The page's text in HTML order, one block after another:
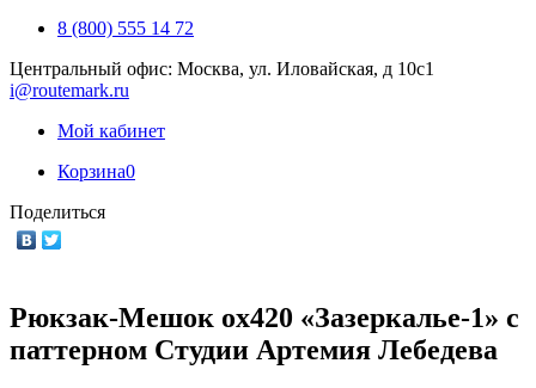
8 (800) 555 14 72
Центральный офис: Москва, ул. Иловайская, д 10с1
i@routemark.ru
Мой кабинет
Корзина0
Поделиться
Рюкзак-Мешок ox420 «Зазеркалье-1» с
паттерном Студии Артемия Лебедева